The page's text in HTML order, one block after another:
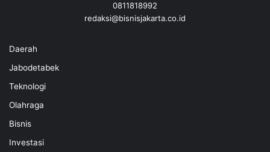
0811818992
redaksi@bisnisjakarta.co.id
Daerah
Jabodetabek
Teknologi
Olahraga
Bisnis
Investasi